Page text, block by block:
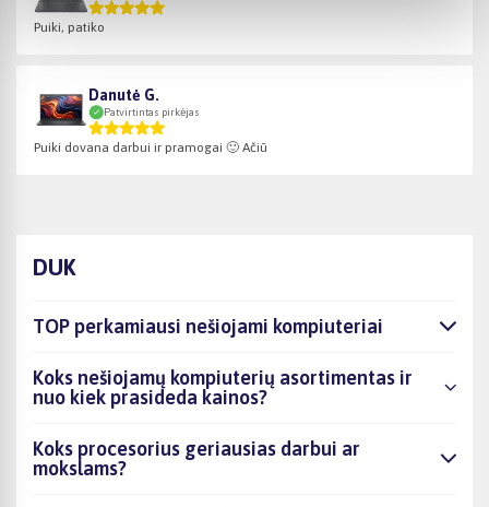
Puiki, patiko
Danutė G.
Patvirtintas pirkėjas
Puiki dovana darbui ir pramogai 🙂 Ačiū
DUK
TOP perkamiausi nešiojami kompiuteriai
Koks nešiojamų kompiuterių asortimentas ir
nuo kiek prasideda kainos?
Koks procesorius geriausias darbui ar
mokslams?